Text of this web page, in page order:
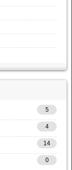
5
4
14
0